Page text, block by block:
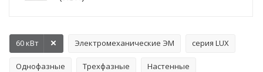
Электромеханические ЭМ серия LUX
Однофазные Трехфазные Настенные
60 кВт